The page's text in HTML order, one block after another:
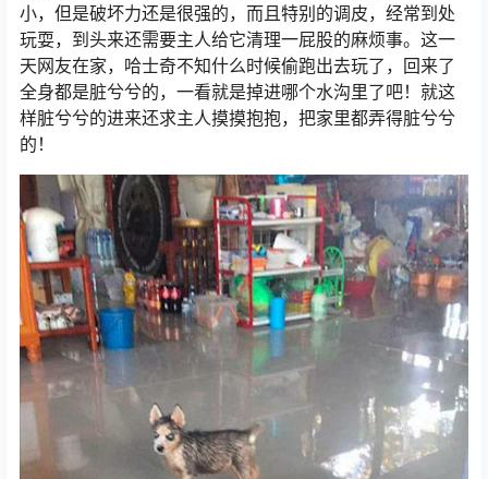
小，但是破坏力还是很强的，而且特别的调皮，经常到处
玩耍，到头来还需要主人给它清理一屁股的麻烦事。这一
天网友在家，哈士奇不知什么时候偷跑出去玩了，回来了
全身都是脏兮兮的，一看就是掉进哪个水沟里了吧！就这
样脏兮兮的进来还求主人摸摸抱抱，把家里都弄得脏兮兮
的！